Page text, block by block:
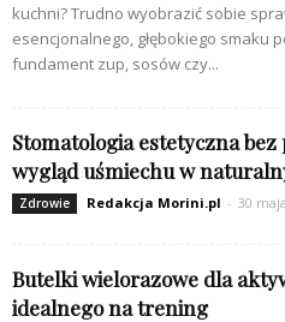
kuchni? Trudno wyobrazić sobie
esencjonalnego, głębokiego smaku
fundament zup, sosów czy...
Stomatologia estetyczna
wygląd uśmiechu w
Zdrowie Redakcja Morini.pl - 30
Butelki wielorazowe dla
idealnego na trening